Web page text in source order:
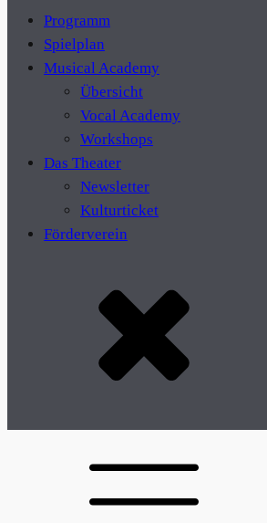
Programm
Spielplan
Musical Academy
Übersicht
Vocal Academy
Workshops
Das Theater
Newsletter
Kulturticket
Förderverein